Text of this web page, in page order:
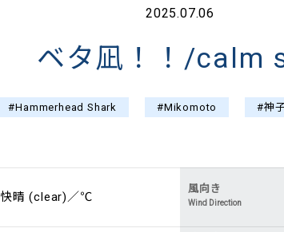
2025.07.06
ベタ凪！！/calm
#Hammerhead Shark #Mikomoto #神
快晴 (clear)／℃
風向き
Wind Direction